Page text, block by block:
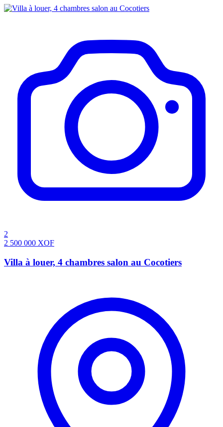
2
2 500 000 XOF
Villa à louer, 4 chambres salon au Cocotiers